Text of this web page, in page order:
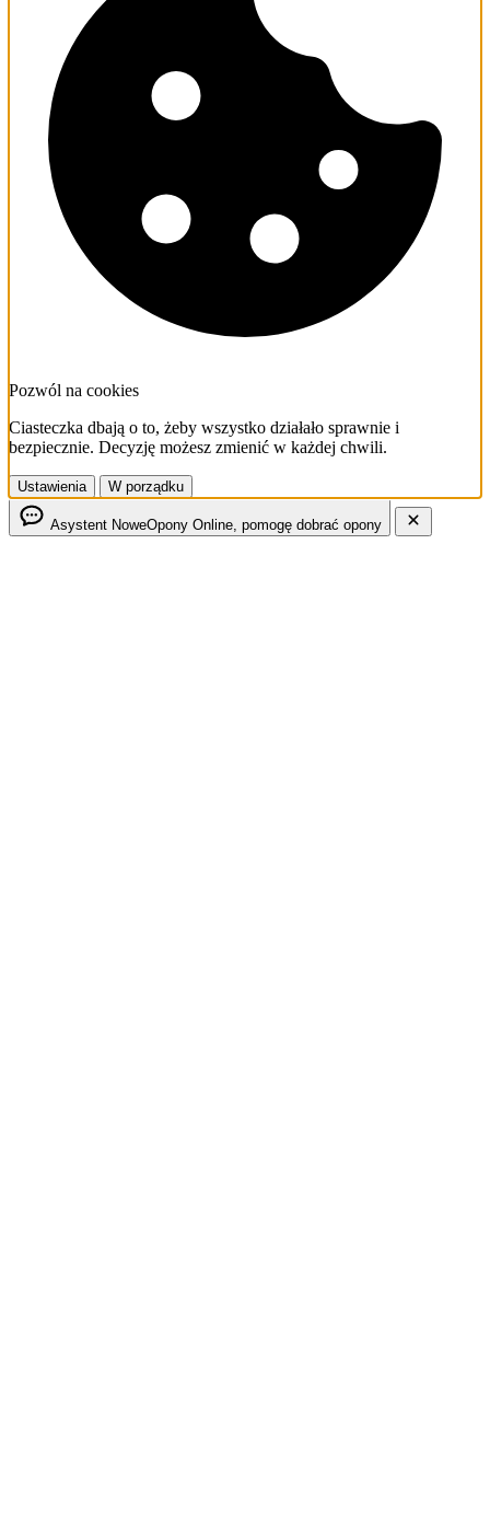
Pozwól na cookies
Ciasteczka dbają o to, żeby wszystko działało sprawnie i
bezpiecznie. Decyzję możesz zmienić w każdej chwili.
Ustawienia W porządku
Asystent NoweOpony Online, pomogę dobrać opony